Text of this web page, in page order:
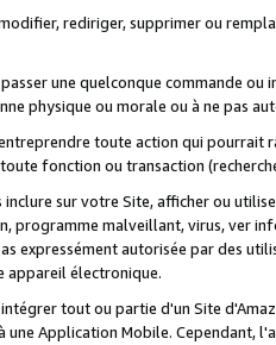
rediriger, supprimer ou
une quelconque commande
physique ou morale ou à ne pas
toute action qui
fonction ou transaction
inclure sur votre Site, afficher ou
programme malveillant, virus, ver
expressément autorisée par des
appareil électronique.
tout ou partie d'un Site
une Application Mobile. Cependant,